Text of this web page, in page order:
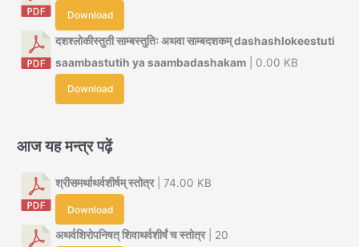
Download
दशश्लोकीस्तुती साम्बस्तुतिः अथवा साम्बदशकम् dashashlokeestuti
saambastutih ya saambadashakam | 0.00 KB
Download
आज यह मन्त्र पढ़ें
श्रीसमर्थाथर्वशीर्षम् स्तोत्र| 74.00 KB
Download
अथर्वशिरोपनिषत् शिवाथर्वशीर्षं च स्तोत्र| 20